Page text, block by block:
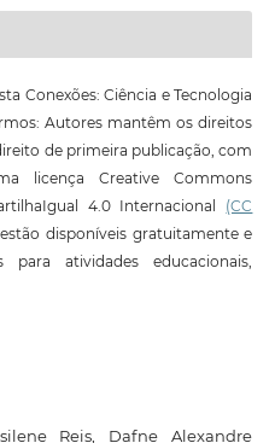
Conexões: Ciência e Tecnologia
Autores mantêm os direitos
de primeira publicação, com
licença Creative Commons
4.0 Internacional (CC
disponíveis gratuitamente e
atividades educacionais,
Reis, Dafne Alexandre